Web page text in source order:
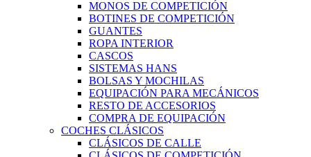
MONOS DE COMPETICIÓN
BOTINES DE COMPETICIÓN
GUANTES
ROPA INTERIOR
CASCOS
SISTEMAS HANS
BOLSAS Y MOCHILAS
EQUIPACIÓN PARA MECÁNICOS
RESTO DE ACCESORIOS
COMPRA DE EQUIPACIÓN
COCHES CLÁSICOS
CLÁSICOS DE CALLE